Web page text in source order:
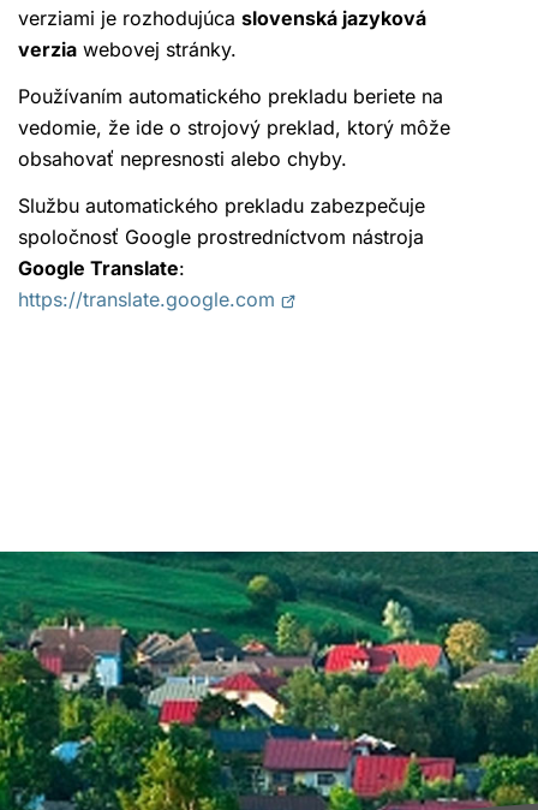
verziami je rozhodujúca slovenská jazyková
verzia webovej stránky.
Používaním automatického prekladu beriete na
vedomie, že ide o strojový preklad, ktorý môže
obsahovať nepresnosti alebo chyby.
Službu automatického prekladu zabezpečuje
spoločnosť Google prostredníctvom nástroja
Google Translate:
https://translate.google.com Otvorí